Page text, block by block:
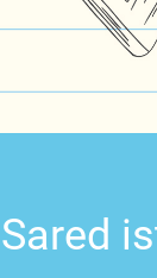
Sared